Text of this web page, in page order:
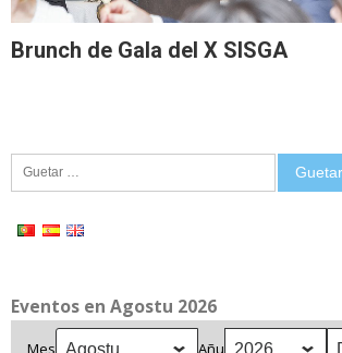
Brunch de Gala del X SISGA
Eventos en Agostu 2026
Mes Añu